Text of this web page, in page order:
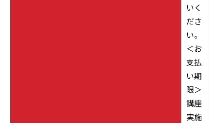
いく
ださ
い。
＜お
支払
い期
限＞
講座
実施